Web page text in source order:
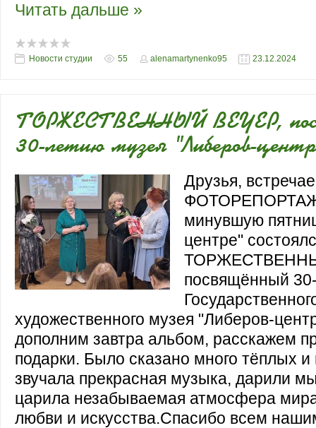
Читать дальше »
Новости студии 55 alenamartynenko95 23.12.2024
ТОРЖЕСТВЕННЫЙ ВЕЧЕР,
30-летию музея "Либеров-
Друзья,
ФОТОРЕПОРТАЖ
минувшую
центре"
посвящённый
художественного музея "Либеров-
дополним завтра альбом, расскажем
подарки. Было сказано много тёплых
звучала прекрасная музыка, дарили
царила незабываемая атмосфера
любви и искусства.Спасибо всем